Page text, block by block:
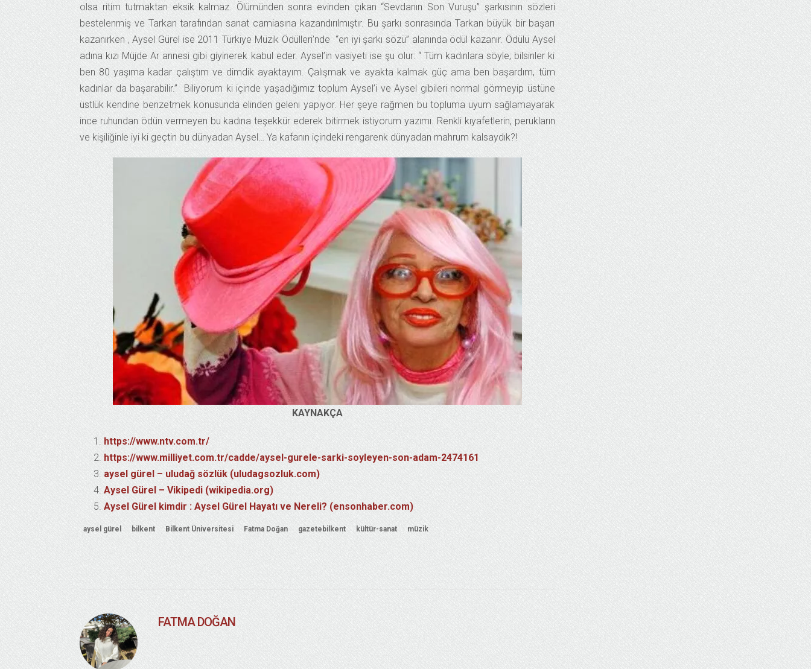
olsa ritim tutmaktan eksik kalmaz. Ölümünden sonra evinden çıkan “Sevdanın Son Vuruşu” şarkısının sözleri
bestelenmiş ve Tarkan tarafından sanat camiasına kazandırılmıştır. Bu şarkı sonrasında Tarkan büyük bir başarı
kazanırken , Aysel Gürel ise 2011 Türkiye Müzik Ödülleri’nde “en iyi şarkı sözü” alanında ödül kazanır. Ödülü Aysel
adına kızı Müjde Ar annesi gibi giyinerek kabul eder. Aysel’in vasiyeti ise şu olur: “ Tüm kadınlara söyle; bilsinler ki
ben 80 yaşıma kadar çalıştım ve dimdik ayaktayım. Çalışmak ve ayakta kalmak güç ama ben başardım, tüm
kadınlar da başarabilir.” Biliyorum ki içinde yaşadığımız toplum Aysel’i ve Aysel gibileri normal görmeyip üstüne
üstlük kendine benzetmek konusunda elinden geleni yapıyor. Her şeye rağmen bu topluma uyum sağlamayarak
ince ruhundan ödün vermeyen bu kadına teşekkür ederek bitirmek istiyorum yazımı. Renkli kıyafetlerin, perukların
ve kişiliğinle iyi ki geçtin bu dünyadan Aysel… Ya kafanın içindeki rengarenk dünyadan mahrum kalsaydık?!
KAYNAKÇA
https://www.ntv.com.tr/
https://www.milliyet.com.tr/cadde/aysel-gurele-sarki-soyleyen-son-adam-2474161
aysel gürel – uludağ sözlük (uludagsozluk.com)
Aysel Gürel – Vikipedi (wikipedia.org)
Aysel Gürel kimdir : Aysel Gürel Hayatı ve Nereli? (ensonhaber.com)
aysel gürel bilkent Bilkent Üniversitesi Fatma Doğan gazetebilkent kültür-sanat müzik
FATMA DOĞAN